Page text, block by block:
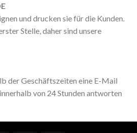
und drucken sie für die Kunden.
Stelle, daher sind unsere
der Geschäftszeiten eine E-Mail
von 24 Stunden antworten